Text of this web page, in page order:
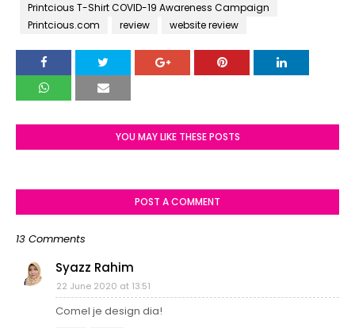
Printcious T-Shirt COVID-19 Awareness Campaign
Printcious.com
review website review
YOU MAY LIKE THESE POSTS
POST A COMMENT
13 Comments
Syazz Rahim
22 June 2020 at 13:51
Comel je design dia!